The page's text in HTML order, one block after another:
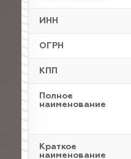
ИНН
ОГРН
КПП
Полное
наименование
Краткое
наименование